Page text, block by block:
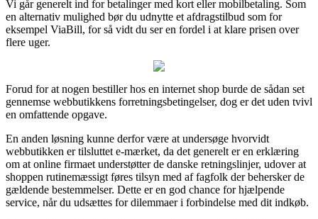
Vi går generelt ind for betalinger med kort eller mobilbetaling. Som
en alternativ mulighed bør du udnytte et afdragstilbud som for
eksempel ViaBill, for så vidt du ser en fordel i at klare prisen over
flere uger.
Forud for at nogen bestiller hos en internet shop burde de sådan set
gennemse webbutikkens forretningsbetingelser, dog er det uden tvivl
en omfattende opgave.
En anden løsning kunne derfor være at undersøge hvorvidt
webbutikken er tilsluttet e-mærket, da det generelt er en erklæring
om at online firmaet understøtter de danske retningslinjer, udover at
shoppen rutinemæssigt føres tilsyn med af fagfolk der behersker de
gældende bestemmelser. Dette er en god chance for hjælpende
service, når du udsættes for dilemmaer i forbindelse med dit indkøb.